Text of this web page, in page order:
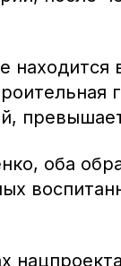
находится
оба